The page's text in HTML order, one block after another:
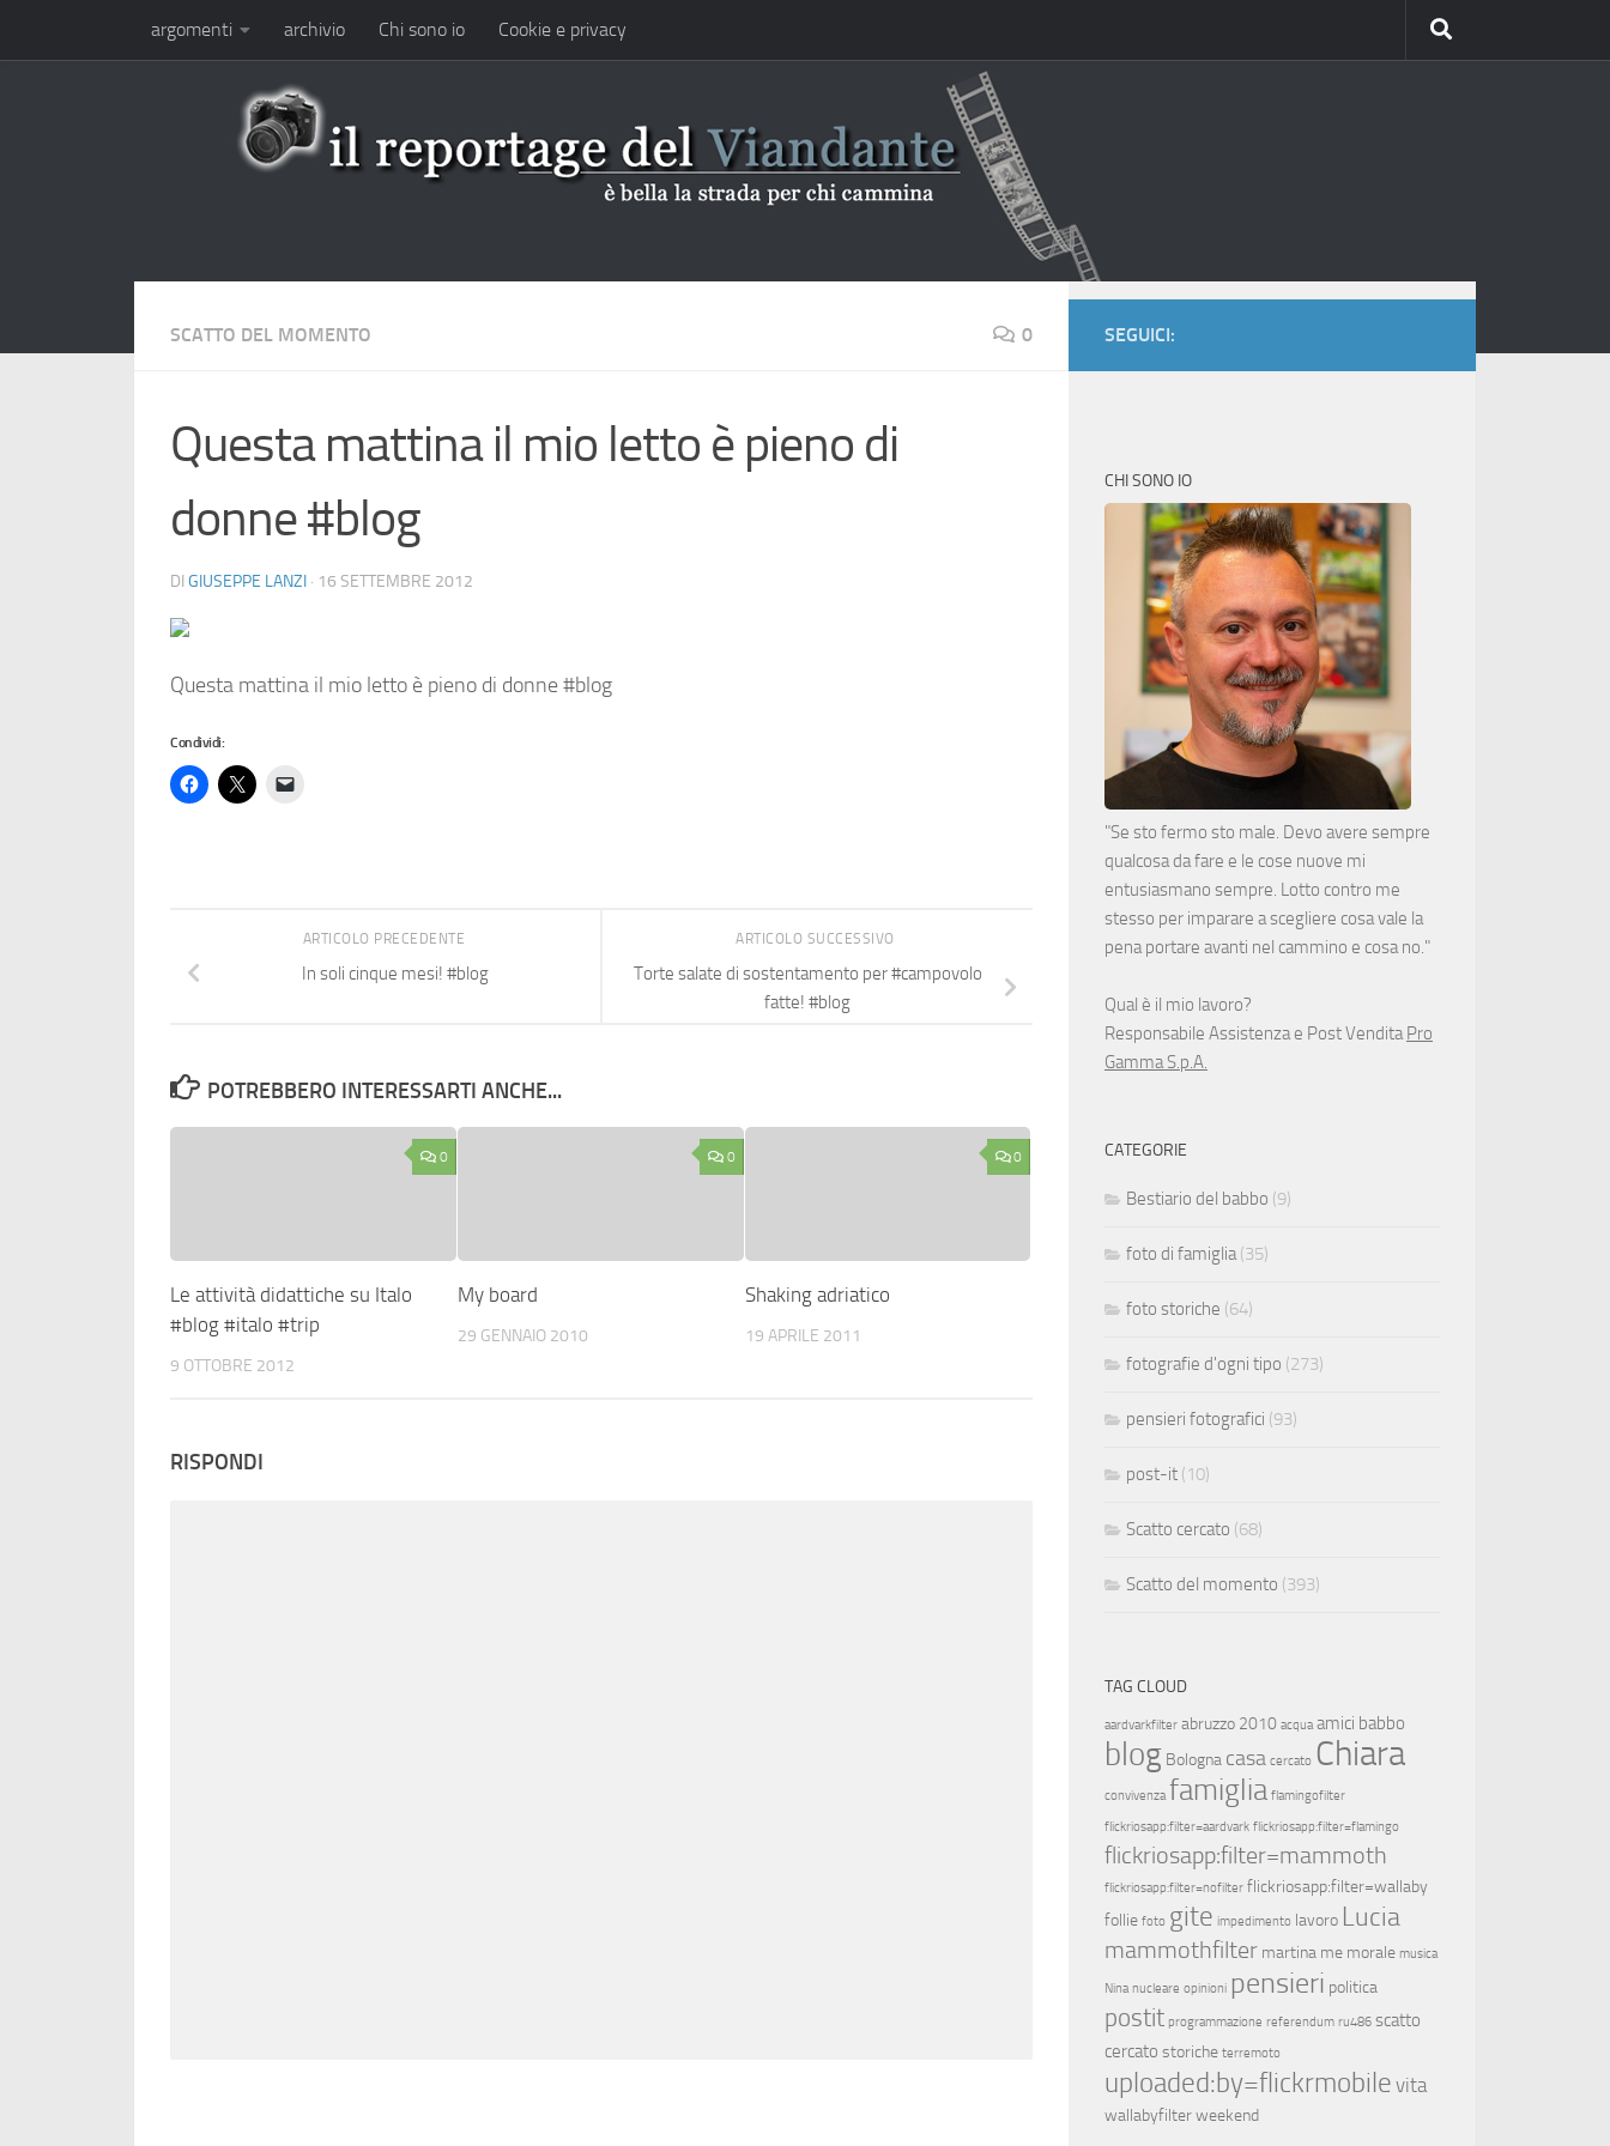
Salta al contenutoargomenti archivio Chi sono io Cookie e privacy
SCATTO DEL MOMENTO 0
Questa mattina il mio letto è pieno di
donne #blog
DI GIUSEPPE LANZI · 16 SETTEMBRE 2012
Questa mattina il mio letto è pieno di donne #blog
Condividi:
ARTICOLO SUCCESSIVO
Torte salate di sostentamento per #campovolo
fatte! #blog
ARTICOLO PRECEDENTE
In soli cinque mesi! #blog
POTREBBERO INTERESSARTI ANCHE...
0
Le attività didattiche su Italo
#blog #italo #trip
9 OTTOBRE 2012
0
My board
29 GENNAIO 2010
0
Shaking adriatico
19 APRILE 2011
RISPONDI
SEGUICI:
CHI SONO IO
"Se sto fermo sto male. Devo avere sempre
qualcosa da fare e le cose nuove mi
entusiasmano sempre. Lotto contro me
stesso per imparare a scegliere cosa vale la
pena portare avanti nel cammino e cosa no."
Qual è il mio lavoro?
Responsabile Assistenza e Post VenditaPro
Gamma S.p.A.
CATEGORIE
Bestiario del babbo (9)
foto di famiglia(35)
foto storiche (64)
fotografie d'ogni tipo (273)
pensieri fotografici (93)
post-it (10)
Scatto cercato (68)
Scatto del momento (393)
TAG CLOUD
aardvarkfilter abruzzo 2010 acqua amici babbo
blog Bologna casa cercato Chiara
convivenza famiglia flamingofilter
flickriosapp:filter=aardvark flickriosapp:filter=flamingo
flickriosapp:filter=mammoth
flickriosapp:filter=nofilter flickriosapp:filter=wallaby
follie foto gite impedimento lavoro Lucia
mammothfilter martina me morale musica
Nina nucleare opinioni pensieri politica
postit programmazione referendum ru486 scatto
cercato storiche terremoto
uploaded:by=flickrmobile vita
wallabyfilterweekend